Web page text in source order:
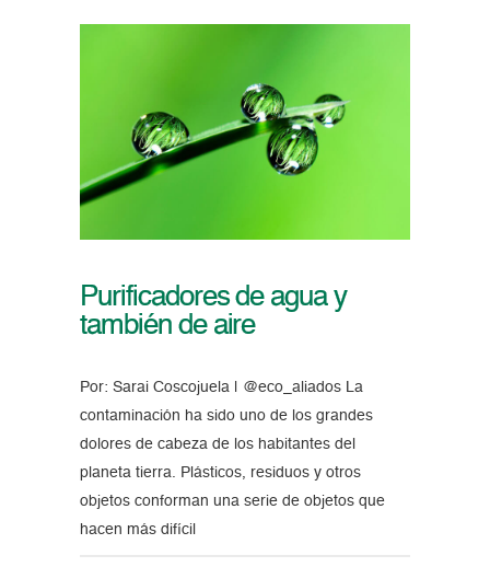
Purificadores de agua y
también de aire
Por: Sarai Coscojuela | @eco_aliados La
contaminación ha sido uno de los grandes
dolores de cabeza de los habitantes del
planeta tierra. Plásticos, residuos y otros
objetos conforman una serie de objetos que
hacen más difícil